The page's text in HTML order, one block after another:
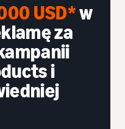
USD*w
za
i